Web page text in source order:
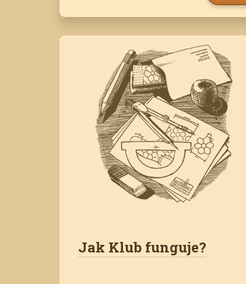
Jak Klub funguje?